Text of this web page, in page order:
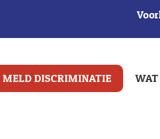
MELD DISCRIMINATIE